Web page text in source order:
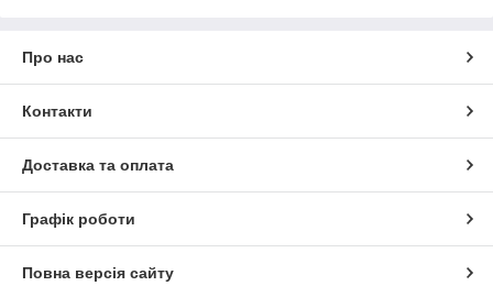
Про нас
Контакти
Доставка та оплата
Графік роботи
Повна версія сайту